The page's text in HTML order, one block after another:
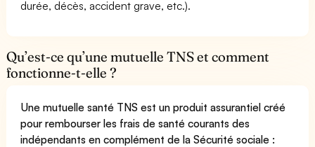
durée, décès, accident grave, etc.).
Qu’est-ce qu’une mutuelle TNS et comment
fonctionne-t-elle ?
Une mutuelle santé TNS est un produit assurantiel créé
pour rembourser les frais de santé courants des
indépendants en complément de la Sécurité sociale :